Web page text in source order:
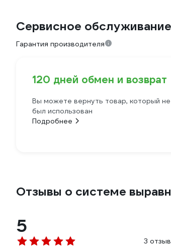
Сервисное обслуживание
Гарантия производителя
120 дней обмен и возврат
Вы можете вернуть товар, который не
был использован
Подробнее
Отзывы о системе
5
3